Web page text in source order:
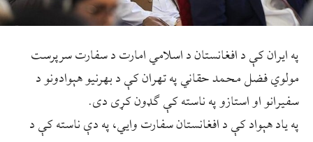
په ايران کې د افغانستان د اسلامي امارت د سفارت سرپرست
مولوي فضل محمد حقاني په تهران کې د بهرنیو هېوادونو د
سفیرانو او استازو په ناسته کې ګډون کړی دی.
په ياد هېواد کې د افغانستان سفارت وايي، په دې ناسته کې د